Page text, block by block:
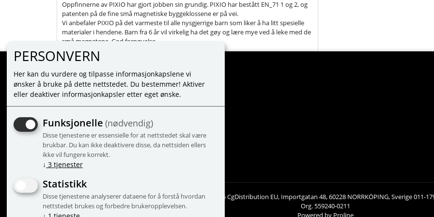
Oppfinnerne av PIXIO har gjort jobben sin grundig. PIXIO har bestått EN_71 1 og 2, og
patenten på de fine små magnetiske byggeklossene er på vei.
Vi anbefaler PIXIO på det varmeste til alle nysgjerrige barn som liker å ha litt spesielle
materialer i hendene. Barn fra 6 år vil virkelig ha det gøy og lære mye ved å leke med de
små magnetene. God fornøyelse.
MINE SIDER
LOGIN
TERMS
PRIVACY TERMS
ADMINISTRER COOKIES
© 2026 CgDistribution EU, Importgatan 48, 60228 NORRKÖPING, Sverige 011-
Org. 559240-0211
Powered by Proline
PERSONVERN
Her kan du vurdere og tilpasse informasjonkapslene vi
ønsker å bruke på dette nettstedet. Du bestemmer! Aktiver
eller deaktiver informasjonkapsler etter eget ønske.
Funksjonelle (nødvendig)
Disse tjenestene er essensielle for at nettstedet skal være
brukbar. Du kan ikke deaktivere disse, da nettsiden ellers
ikke vil fungere korrekt.
↓ 3 tjenester
Statistikk
Disse tjenestene analyserer dataene for å forstå hvordan
nettstedet brukes og forbedre brukeropplevelsen.